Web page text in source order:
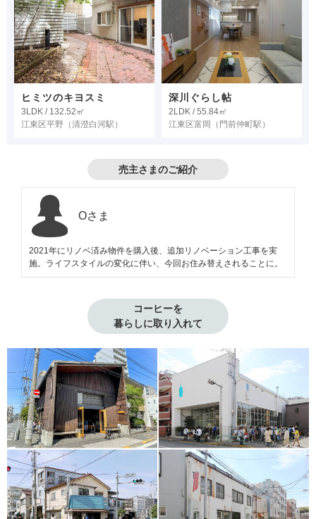
ヒミツのキヨスミ
3LDK / 132.52㎡
江東区平野 （清澄白河駅）
深川ぐらし帖
2LDK / 55.84㎡
江東区富岡
（門前仲町駅）
売主さまのご紹介
Oさま
2021年にリノベ済み物件を購入後、追加リノベーション工事を実
施。ライフスタイルの変化に伴い、今回お住み替えされることに。
コーヒーを
暮らしに取り入れて